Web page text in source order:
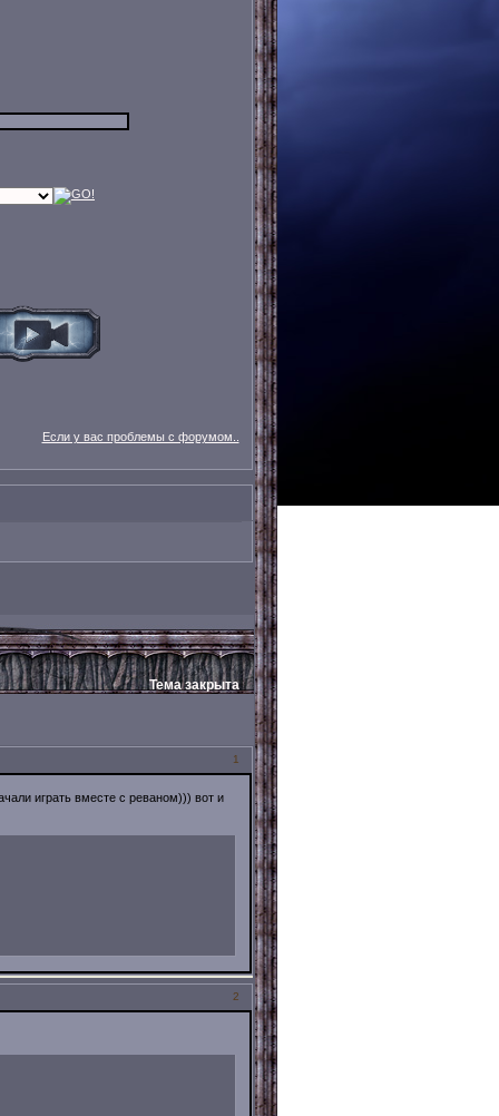
Если у вас проблемы с форумом..
Тема закрыта
1
играть вместе с реваном))) вот и
2